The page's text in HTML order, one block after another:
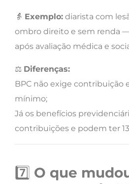
👵 Exemplo: diarista com
ombro direito e sem renda
após avaliação médica e
⚖️ Diferenças:
BPC não exige contribuição
mínimo;
Já os benefícios
contribuições e podem ter
7️⃣ O que